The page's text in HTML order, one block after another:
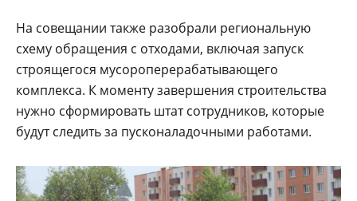
На совещании также разобрали региональную
схему обращения с отходами, включая запуск
строящегося мусороперерабатывающего
комплекса. К моменту завершения строительства
нужно сформировать штат сотрудников, которые
будут следить за пусконаладочными работами.